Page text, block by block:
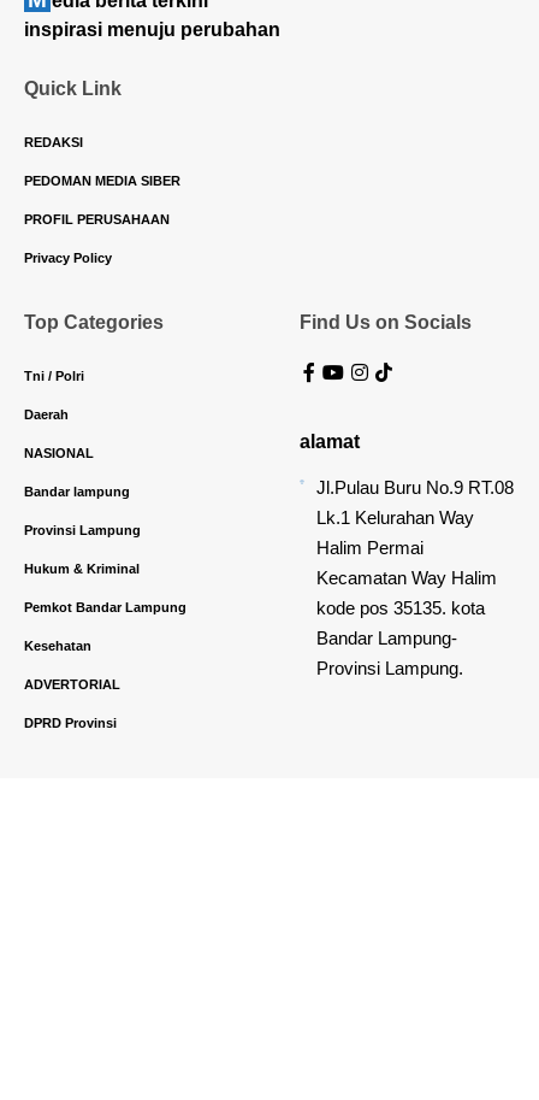
inspirasi menuju perubahan
Quick Link
REDAKSI
PEDOMAN MEDIA SIBER
PROFIL PERUSAHAAN
Privacy Policy
Top Categories
Tni / Polri
Daerah
NASIONAL
Bandar lampung
Provinsi Lampung
Hukum & Kriminal
Pemkot Bandar Lampung
Kesehatan
ADVERTORIAL
DPRD Provinsi
Find Us on Socials
alamat
Jl.Pulau Buru No.9 RT.08
Lk.1 Kelurahan Way
Halim Permai
Kecamatan Way Halim
kode pos 35135. kota
Bandar Lampung-
Provinsi Lampung.